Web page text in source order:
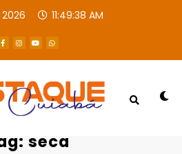
11:49:39 AM
inicial seca
seca